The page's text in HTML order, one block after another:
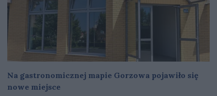
Na gastronomicznej mapie Gorzowa pojawiło się
nowe miejsce